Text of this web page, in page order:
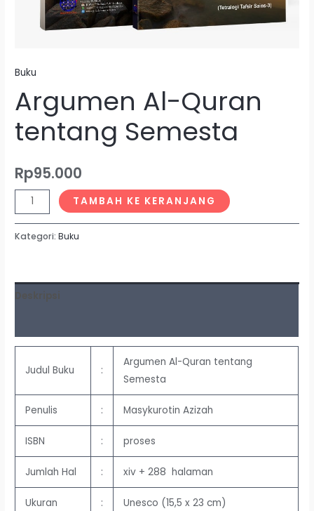
Buku
Argumen Al-Quran
tentang Semesta
Rp95.000
TAMBAH KE KERANJANG
Kategori:Buku
Deskripsi
Judul Buku :
Argumen Al-Quran tentang
Semesta
Penulis : Masykurotin Azizah
ISBN : proses
Jumlah Hal : xiv + 288 halaman
Ukuran : Unesco (15,5 x 23 cm)